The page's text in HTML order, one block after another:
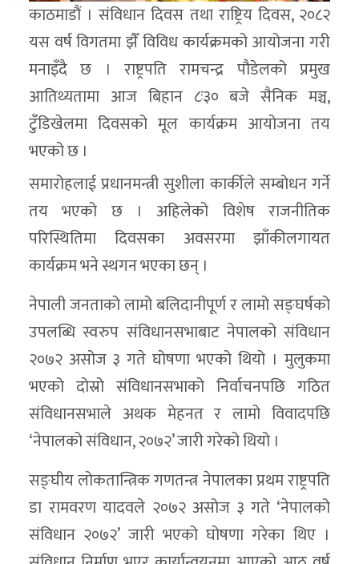
काठमाडौं । संविधान दिवस तथा राष्ट्रिय दिवस, २०८२
यस वर्ष विगतमा झैँ विविध कार्यक्रमको आयोजना गरी
मनाइँदै छ । राष्ट्रपति रामचन्द्र पौडेलको प्रमुख
आतिथ्यतामा आज बिहान ८ः३० बजे सैनिक मञ्च,
टुँडिखेलमा दिवसको मूल कार्यक्रम आयोजना तय
भएको छ ।
समारोहलाई प्रधानमन्त्री सुशीला कार्कीले सम्बोधन गर्ने
तय भएको छ । अहिलेको विशेष राजनीतिक
परिस्थितिमा दिवसका अवसरमा झाँकीलगायत
कार्यक्रम भने स्थगन भएका छन् ।
नेपाली जनताको लामो बलिदानीपूर्ण र लामो सङ्घर्षको
उपलब्धि स्वरुप संविधानसभाबाट नेपालको संविधान
२०७२ असोज ३ गते घोषणा भएको थियो । मुलुकमा
भएको दोस्रो संविधानसभाको निर्वाचनपछि गठित
संविधानसभाले अथक मेहनत र लामो विवादपछि
‘नेपालको संविधान, २०७२’ जारी गरेको थियो ।
सङ्घीय लोकतान्त्रिक गणतन्त्र नेपालका प्रथम राष्ट्रपति
डा रामवरण यादवले २०७२ असोज ३ गते ‘नेपालको
संविधान २०७२’ जारी भएको घोषणा गरेका थिए ।